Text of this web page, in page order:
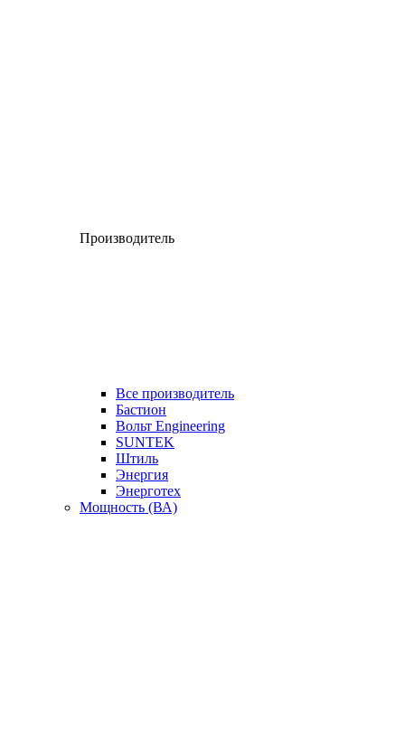
Производитель
Все производитель
Бастион
Вольт Engineering
SUNTEK
Штиль
Энергия
Энерготех
Мощность (ВА)